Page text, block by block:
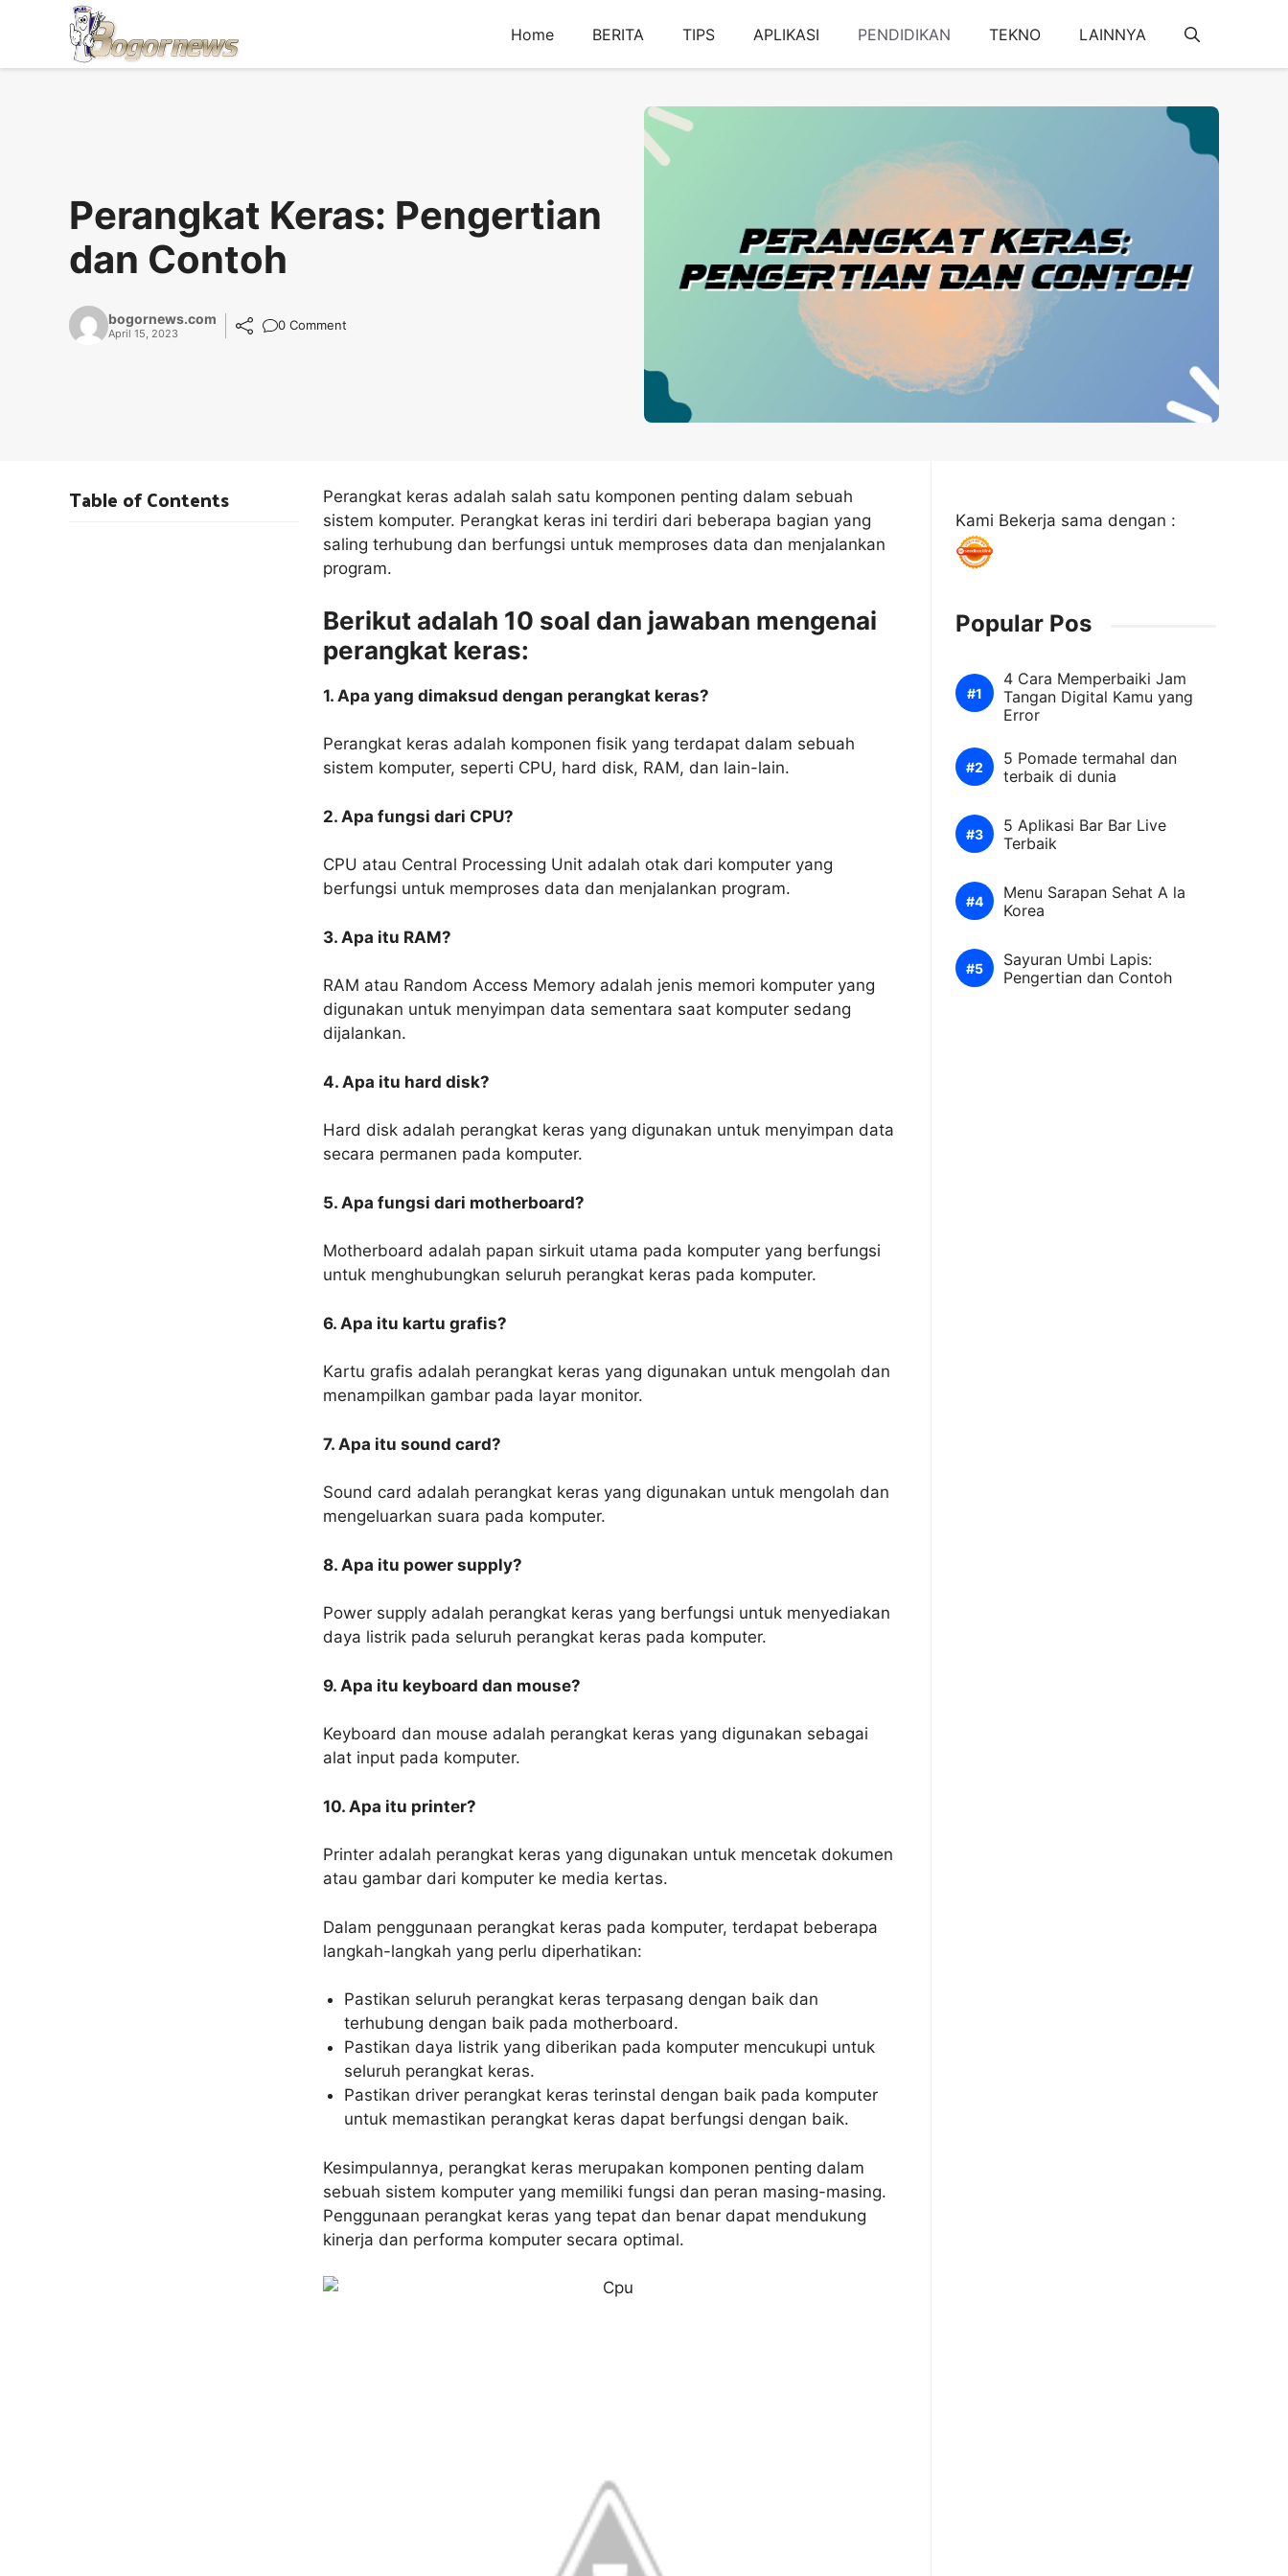
Home BERITA TIPS APLIKASI PENDIDIKAN TEKNO LAINNYA
Perangkat Keras: Pengertian
dan Contoh
bogornews.com
April 15, 2023
0 Comment
Perangkat keras adalah salah satu komponen penting dalam sebuah
sistem komputer. Perangkat keras ini terdiri dari beberapa bagian yang
saling terhubung dan berfungsi untuk memproses data dan menjalankan
program.
Berikut adalah 10 soal dan jawaban mengenai
perangkat keras:
1. Apa yang dimaksud dengan perangkat keras?
Perangkat keras adalah komponen fisik yang terdapat dalam sebuah
sistem komputer, seperti CPU, hard disk, RAM, dan lain-lain.
2. Apa fungsi dari CPU?
CPU atau Central Processing Unit adalah otak dari komputer yang
berfungsi untuk memproses data dan menjalankan program.
3. Apa itu RAM?
RAM atau Random Access Memory adalah jenis memori komputer yang
digunakan untuk menyimpan data sementara saat komputer sedang
dijalankan.
4. Apa itu hard disk?
Hard disk adalah perangkat keras yang digunakan untuk menyimpan data
secara permanen pada komputer.
5. Apa fungsi dari motherboard?
Motherboard adalah papan sirkuit utama pada komputer yang berfungsi
untuk menghubungkan seluruh perangkat keras pada komputer.
6. Apa itu kartu grafis?
Kartu grafis adalah perangkat keras yang digunakan untuk mengolah dan
menampilkan gambar pada layar monitor.
7. Apa itu sound card?
Sound card adalah perangkat keras yang digunakan untuk mengolah dan
mengeluarkan suara pada komputer.
8. Apa itu power supply?
Power supply adalah perangkat keras yang berfungsi untuk menyediakan
daya listrik pada seluruh perangkat keras pada komputer.
9. Apa itu keyboard dan mouse?
Keyboard dan mouse adalah perangkat keras yang digunakan sebagai
alat input pada komputer.
10. Apa itu printer?
Printer adalah perangkat keras yang digunakan untuk mencetak dokumen
atau gambar dari komputer ke media kertas.
Dalam penggunaan perangkat keras pada komputer, terdapat beberapa
langkah-langkah yang perlu diperhatikan:
Pastikan seluruh perangkat keras terpasang dengan baik dan
terhubung dengan baik pada motherboard.
Pastikan daya listrik yang diberikan pada komputer mencukupi untuk
seluruh perangkat keras.
Pastikan driver perangkat keras terinstal dengan baik pada komputer
untuk memastikan perangkat keras dapat berfungsi dengan baik.
Kesimpulannya, perangkat keras merupakan komponen penting dalam
sebuah sistem komputer yang memiliki fungsi dan peran masing-masing.
Penggunaan perangkat keras yang tepat dan benar dapat mendukung
kinerja dan performa komputer secara optimal.
Table of Contents
Kami Bekerja sama dengan :
Popular Pos
4 Cara Memperbaiki Jam
Tangan Digital Kamu yang
Error
5 Pomade termahal dan
terbaik di dunia
5 Aplikasi Bar Bar Live
Terbaik
Menu Sarapan Sehat A la
Korea
Sayuran Umbi Lapis:
Pengertian dan Contoh